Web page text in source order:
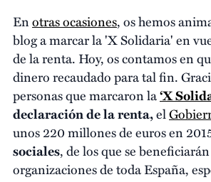
Enotras ocasiones, os hemos
blog a marcar la 'X Solidaria' en
de la renta. Hoy, os contamos en
dinero recaudado para tal fin.
personas que marcaron la‘X
declaración de la renta,el
unos 220 millones de euros en
sociales, de los que se
organizaciones de toda España,